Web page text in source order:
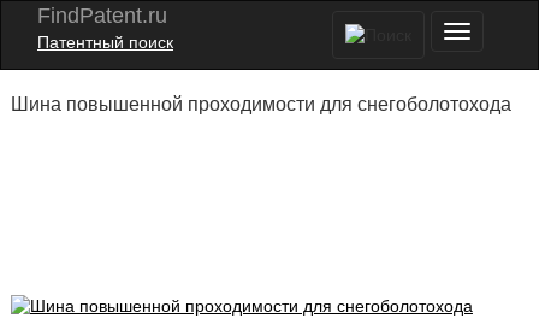
FindPatent.ru
Патентный поиск
Шина повышенной проходимости для снегоболотохода